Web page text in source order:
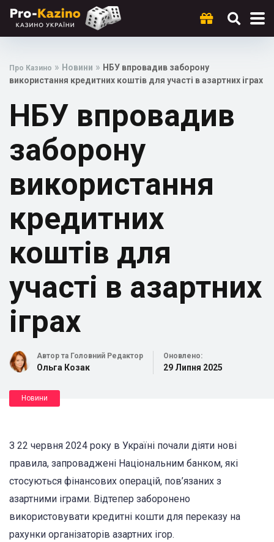
Про Казино » Новини » НБУ впровадив заборону
використання кредитних коштів для участі в азартних іграх
НБУ впровадив
заборону
використання
кредитних
коштів для
участі в азартних
іграх
Автор та Головний Редактор
Ольга Козак
Оновлено:
29 Липня 2025
Новини
З 22 червня 2024 року в Україні почали діяти нові
правила, запроваджені Національним банком, які
стосуються фінансових операцій, пов’язаних з
азартними іграми. Відтепер заборонено
використовувати кредитні кошти для переказу на
рахунки організаторів азартних ігор.